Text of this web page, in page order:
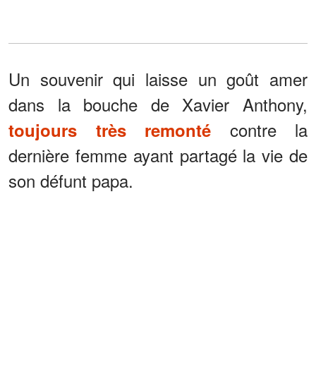
Un souvenir qui laisse un goût amer
dans la bouche de Xavier Anthony,
toujours très remonté contre la
dernière femme ayant partagé la vie de
son défunt papa.